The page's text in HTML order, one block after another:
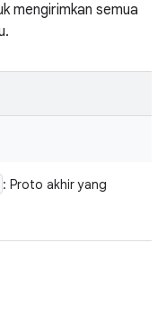
mengirimkan semua
: Proto akhir yang